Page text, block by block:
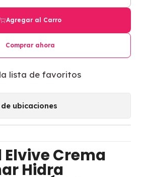
Agregar al Carro
Comprar ahora
lista de favoritos
ubicaciones
Elvive Crema
Hidra